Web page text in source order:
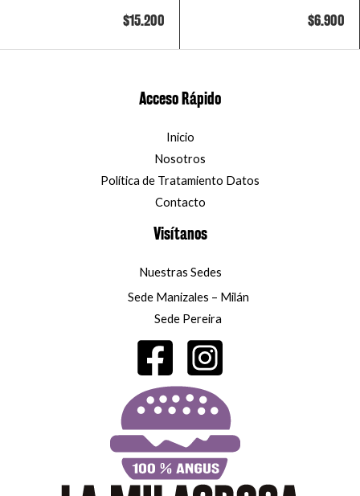
$15.200 $6.900
Acceso Rápido
Inicio
Nosotros
Política de Tratamiento Datos
Contacto
Visítanos
Nuestras Sedes
Sede Manizales – Milán
Sede Pereira